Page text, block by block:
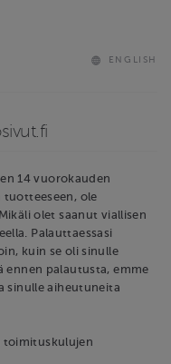
ENGLISH
14 vuorokauden
ole
olet saanut viallisen
Palauttaessasi
kuin se oli sinulle
ennen palautusta, emme
sinulle aiheutuneita
toimituskulujen